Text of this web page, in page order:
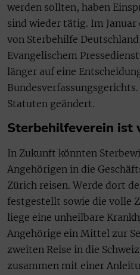
werden sollten, haben
sind wieder tätig. Im
von Sterbehilfe
Evangelischem
länger auf eine
Statuten geändert.
Sterbehilfeverein ist
In Zukunft könnten
Angehörigen in die
Zürich reisen. Werde dort
festgestellt sowie die volle
liege eine unheilbare
Angehörige ein Mittel zur
zweiten Reise in die
zusammen mit einer